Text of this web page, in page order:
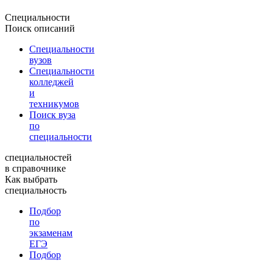
Специальности
Поиск описаний
Специальности
вузов
Специальности
колледжей
и
техникумов
Поиск вуза
по
специальности
специальностей
в справочнике
Как выбрать
специальность
Подбор
по
экзаменам
ЕГЭ
Подбор